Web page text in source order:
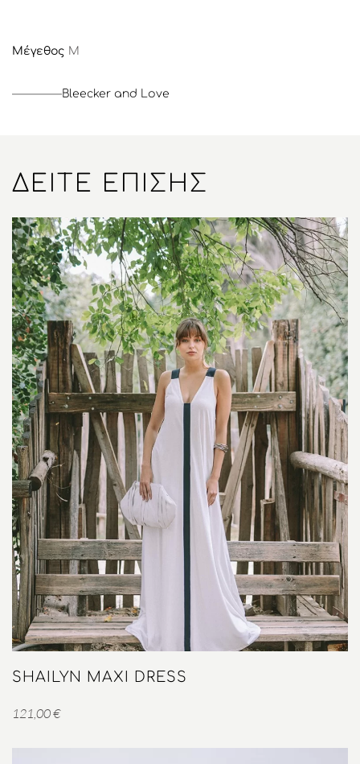
Μέγεθος Μ
Bleecker and Love
ΔΕΊΤΕ ΕΠΊΣΗΣ
SHAILYN MAXI DRESS
121,00€